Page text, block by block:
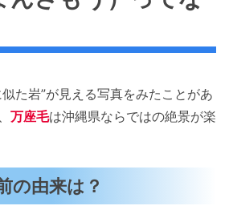
方
セス
セス
のアクセス
図
め
た岩”が見える写真をみたことがあ
万座毛は沖縄県ならではの絶景が楽
の由来は？